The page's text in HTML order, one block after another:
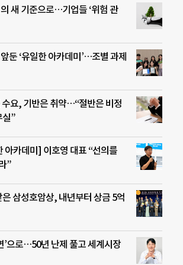
새 기준으로…기업들 ‘위험 관
둔 ‘유일한 아카데미’…조별 과제
요, 기반은 취약…“절반은 비정
실”
아카데미] 이호영 대표 “선의를
”
삼성호암상, 내년부터 상금 5억
’으로…50년 난제 풀고 세계시장